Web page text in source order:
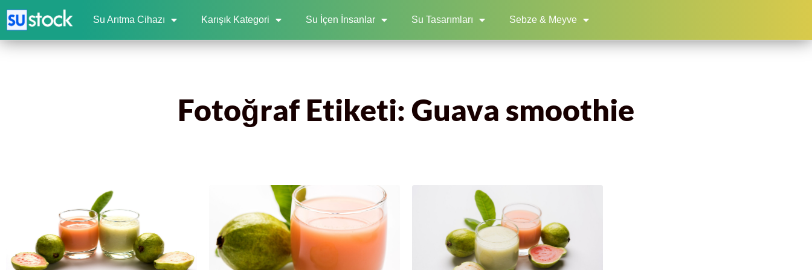
Su Arıtma Cihazı Karışık Kategori Su İçen İnsanlar Su Tasarımları Sebze & Meyve
Fotoğraf Etiketi: Guava smoothie